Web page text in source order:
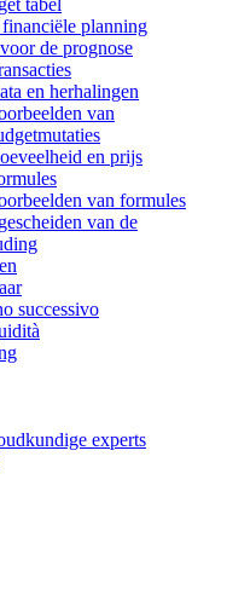
tabel
planning
de prognose
en herhalingen
van
en prijs
van formules
van de
successivo
experts